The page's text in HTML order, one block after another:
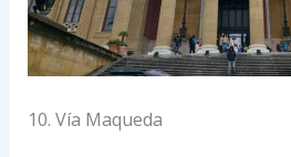
10. Vía Maqueda